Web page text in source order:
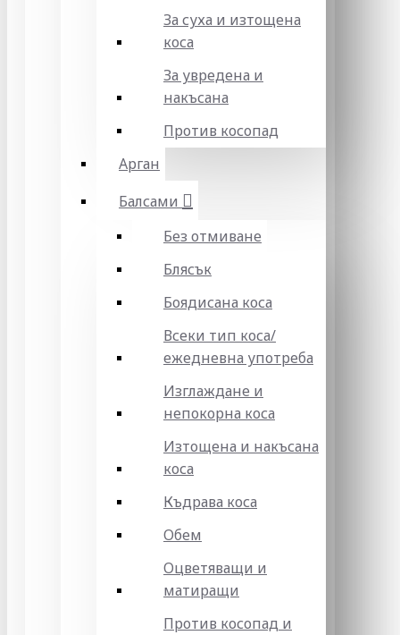
За суха и изтощена
коса
За увредена и
накъсана
Против косопад
Арган
Балсами
Без отмиване
Блясък
Боядисана коса
Всеки тип коса/
ежедневна употреба
Изглаждане и
непокорна коса
Изтощена и накъсана
коса
Къдрава коса
Обем
Оцветяващи и
матиращи
Против косопад и